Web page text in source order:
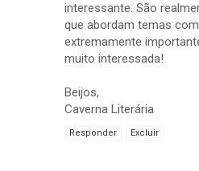
interessante. São
que abordam temas
extremamente
muito interessada!
Beijos,
Caverna Literária
Responder Excluir